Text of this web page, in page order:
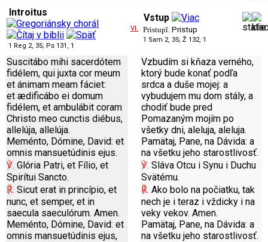
Introitus
1 Reg 2, 35; Ps 131, 1
VI.
Vstup
Pristupĭ. Pristup
1 Sam 2, 35; Ž 132, 1
Suscitábo mihi sacerdótem
fidélem, qui juxta cor meum
et ánimam meam fáciet:
et ædificábo ei domum
fidélem, et ambulábit coram
Christo meo cunctis diébus,
allelúja, allelúja.
Meménto, Dómine, David: et
omnis mansuetúdinis ejus.
℣. Glória Patri, et Fílio, et
Spirítui Sancto.
℟. Sicut erat in princípio, et
nunc, et semper, et in
saecula saeculórum. Amen.
Meménto, Dómine, David: et
omnis mansuetúdinis ejus,
Vzbudím si kňaza verného,
ktorý bude konať podľa
srdca a duše mojej: a
vybudujem mu dom stály, a
chodiť bude pred
Pomazaným mojím po
všetky dni, aleluja, aleluja.
Pamätaj, Pane, na Dávida: a
na všetku jeho starostlivosť.
℣. Sláva Otcu i Synu i Duchu
Svätému.
℟. Ako bolo na počiatku, tak
nech je i teraz i vždicky i na
veky vekov. Amen.
Pamätaj, Pane, na Dávida: a
na všetku jeho starostlivosť.